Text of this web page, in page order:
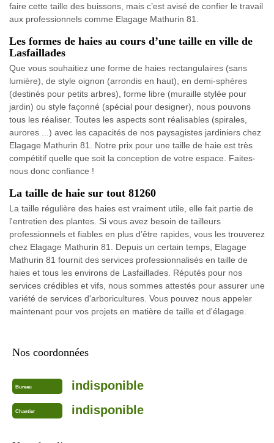
faire cette taille des buissons, mais c’est avisé de confier le travail
aux professionnels comme Elagage Mathurin 81.
Les formes de haies au cours d’une taille en ville de
Lasfaillades
Que vous souhaitiez une forme de haies rectangulaires (sans
lumière), de style oignon (arrondis en haut), en demi-sphères
(destinés pour petits arbres), forme libre (muraille stylée pour
jardin) ou style façonné (spécial pour designer), nous pouvons
tous les réaliser. Toutes les aspects sont réalisables (spirales,
aurores ...) avec les capacités de nos paysagistes jardiniers chez
Elagage Mathurin 81. Notre prix pour une taille de haie est très
compétitif quelle que soit la conception de votre espace. Faites-
nous donc confiance !
La taille de haie sur tout 81260
La taille régulière des haies est vraiment utile, elle fait partie de
l'entretien des plantes. Si vous avez besoin de tailleurs
professionnels et fiables en plus d’être rapides, vous les trouverez
chez Elagage Mathurin 81. Depuis un certain temps, Elagage
Mathurin 81 fournit des services professionnalisés en taille de
haies et tous les environs de Lasfaillades. Réputés pour nos
services crédibles et vifs, nous sommes attestés pour assurer une
variété de services d'arboricultures. Vous pouvez nous appeler
maintenant pour vos projets en matière de taille et d'élagage.
Nos coordonnées
Bureau indisponible
Chantier indisponible